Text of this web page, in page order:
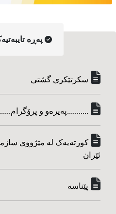
په‌ڕه‌
سکرتێکری گشتی
...........په‌یره‌و و
کورته‌یه‌ک له مێژووی
ئێران
پێناسه‌